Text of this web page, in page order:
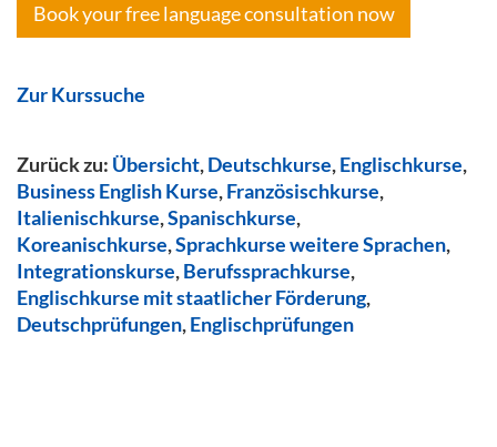
Book your free language consultation now
Zur Kurssuche
Zurück zu: Übersicht,Deutschkurse,Englischkurse,
Business English Kurse,Französischkurse,
Italienischkurse,Spanischkurse,
Koreanischkurse,Sprachkurse weitere Sprachen,
Integrationskurse,Berufssprachkurse,
Englischkurse mit staatlicher Förderung,
Deutschprüfungen,Englischprüfungen